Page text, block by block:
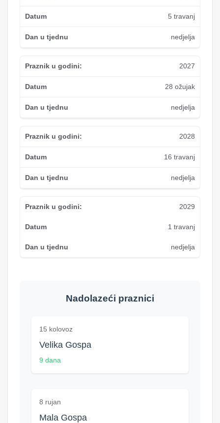
5 travanj
nedjelja
2027
28 ožujak
nedjelja
2028
16 travanj
nedjelja
2029
1 travanj
nedjelja
Nadolazeći praznici
15 kolovoz
Velika Gospa
9 dana
8 rujan
Mala Gospa